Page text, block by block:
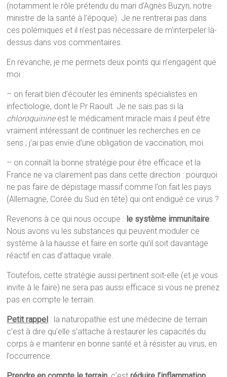
(notamment le rôle prétendu du mari d’Agnès Buzyn, notre
ministre de la santé à l’époque). Je ne rentrerai pas dans
ces polémiques et il n’est pas nécessaire de m’interpeler là-
dessus dans vos commentaires.
En revanche, je me permets deux points qui n’engagent que
moi :
– on ferait bien d’écouter les éminents spécialistes en
infectiologie, dont le Pr Raoult. Je ne sais pas si la
chloroquinineest le médicament miracle mais il peut être
vraiment intéressant de continuer les recherches en ce
sens ; j’ai pas envie d’une obligation de vaccination, moi.
– on connaît la bonne stratégie pour être efficace et la
France ne va clairement pas dans cette direction : pourquoi
ne pas faire de dépistage massif comme l’on fait les pays
(Allemagne, Corée du Sud en tête) qui ont endigué ce virus ?
Revenons à ce qui nous occupe : le système immunitaire.
Nous avons vu les substances qui peuvent moduler ce
système à la hausse et faire en sorte qu’il soit davantage
réactif en cas d’attaque virale.
Toutefois, cette stratégie aussi pertinent soit-elle (et je vous
invite à le faire) ne sera pas aussi efficace si vous ne prenez
pas en compte le terrain.
Petit rappel : la naturopathie est une médecine de terrain
c’est à dire qu’elle s’attache à restaurer les capacités du
corps à e maintenir en bonne santé et à résister au virus, en
l’occurrence.